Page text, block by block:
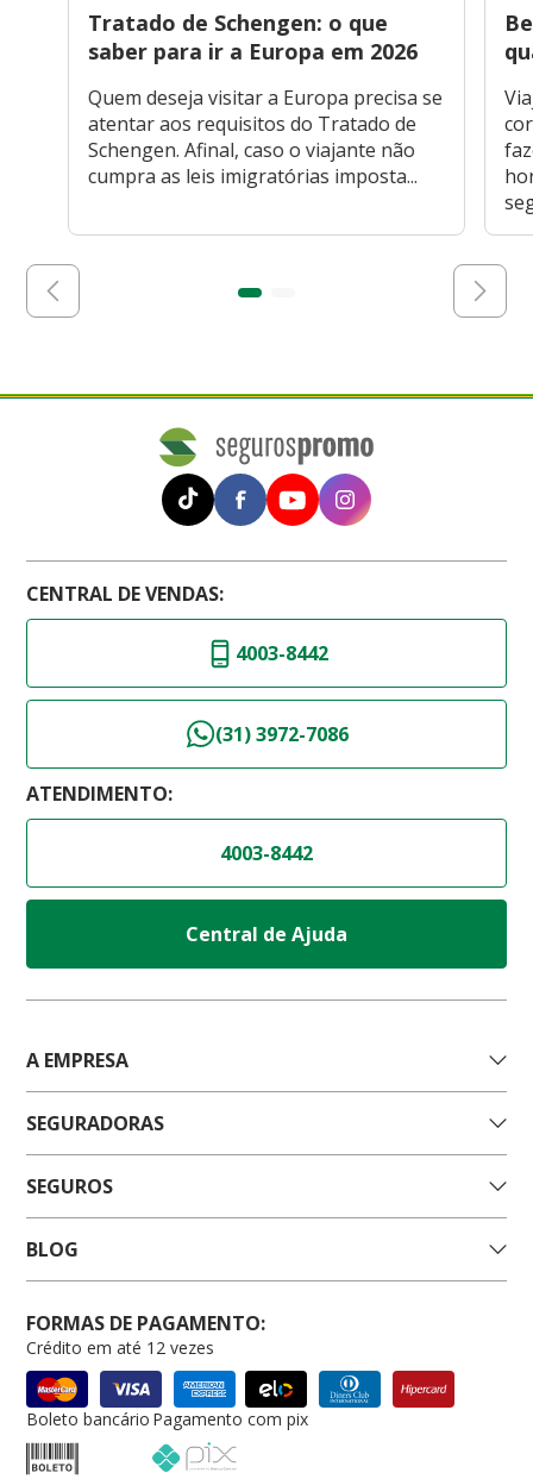
Tratado de Schengen: o que
saber para ir a Europa em 2026
Quem deseja visitar a Europa precisa se
atentar aos requisitos do Tratado de
Schengen. Afinal, caso o viajante não
cumpra as leis imigratórias imposta...
CENTRAL DE VENDAS:
4003-8442
(31) 3972-7086
ATENDIMENTO:
4003-8442
Central de Ajuda
A EMPRESA
SEGURADORAS
SEGUROS
BLOG
FORMAS DE PAGAMENTO:
Crédito em até 12 vezes
Boleto bancário Pagamento com pix